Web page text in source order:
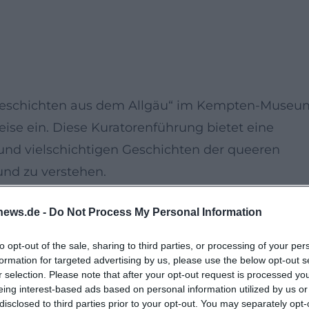
- Do Not Process My Personal Information
opt-out of the sale, sharing to third parties, or processing of your
for targeted advertising by us, please use the below opt-out
selection. Please note that after your opt-out request is processed
interest-based ads based on personal information utilized by us
to third parties prior to your opt-out. You may separately
aus dem Allgäu“ im Kempten-
ein. Diese Kuratorenführung bietet eine
vielschichtigen Geschichten der queeren
zu verstehen.
Begleitprogramm vertieft, das die Besucher
werden persönliche Erlebnisse und wenig
und sozialen Aspekte der queeren